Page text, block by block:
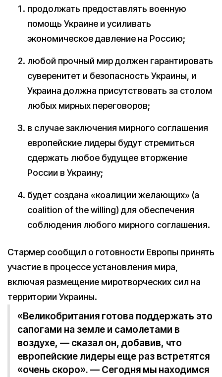
продолжать предоставлять военную
помощь Украине и усиливать
экономическое давление на Россию;
любой прочный мир должен гарантировать
суверенитет и безопасность Украины, и
Украина должна присутствовать за столом
любых мирных переговоров;
в случае заключения мирного соглашения
европейские лидеры будут стремиться
сдержать любое будущее вторжение
России в Украину;
будет создана «коалиции желающих» (a
coalition of the willing) для обеспечения
соблюдения любого мирного соглашения.
Стармер сообщил о готовности Европы принять
участие в процессе установления мира,
включая размещение миротворческих сил на
территории Украины.
«Великобритания готова поддержать это
сапогами на земле и самолетами в
воздухе, — сказал он, добавив, что
европейские лидеры еще раз встретятся
«очень скоро». — Сегодня мы находимся